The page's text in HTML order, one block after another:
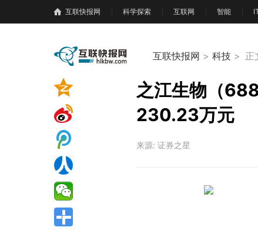
互联快报网 科学探索 互联网 智能
互联快报网 > 科技> 正
之江生物（
230.23万元
来源: 证券之星